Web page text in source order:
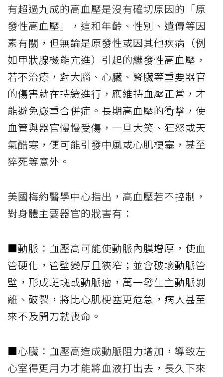
有超過九成的高血壓是沒有確切原因的「原
發性高血壓」，這和年齡、性別、遺傳等因
素有關，但無論是原發性或因其他疾病（例
如甲狀腺機能亢進）引起的繼發性高血壓，
若不治療，對大腦、心臟、腎臟等重要器官
的傷害就在持續進行，應維持血壓正常，才
能避免嚴重合併症。長期高血壓的衝擊，使
血管與器官慢慢受傷，一旦大笑、狂怒或天
氣酷寒，便可能引發中風或心肌梗塞，甚至
猝死等意外。
美國梅約醫學中心指出，高血壓若不控制，
對身體主要器官的戕害有：
■動脈：血壓高可能使動脈內膜增厚，使血
管硬化，管壁變厚且狹窄；並會破壞動脈管
壁，形成斑塊或動脈瘤，萬一發生主動脈剝
離、破裂，將比心肌梗塞更危急，病人甚至
來不及開刀就喪命。
■心臟：血壓高造成動脈阻力增加，導致左
心室得更用力才能將血液打出去，長久下來